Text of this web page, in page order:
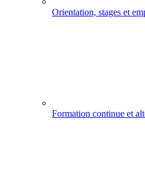
Orientation, stages et
Formation continue et